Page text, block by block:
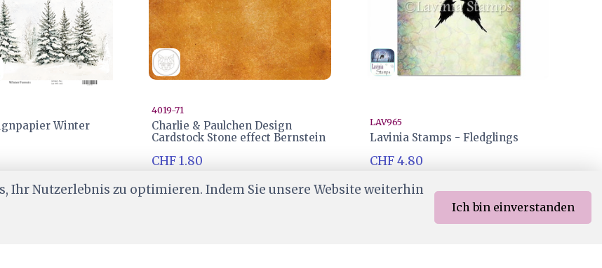
Winter
4019-71
Charlie & Paulchen Design
Cardstock Stone effect Bernstein
CHF 1.80
LAV965
Lavinia Stamps - Fledglings
CHF 4.80
Ihr Nutzerlebnis zu optimieren. Indem Sie unsere Website weiterhin
Ich bin einverstanden